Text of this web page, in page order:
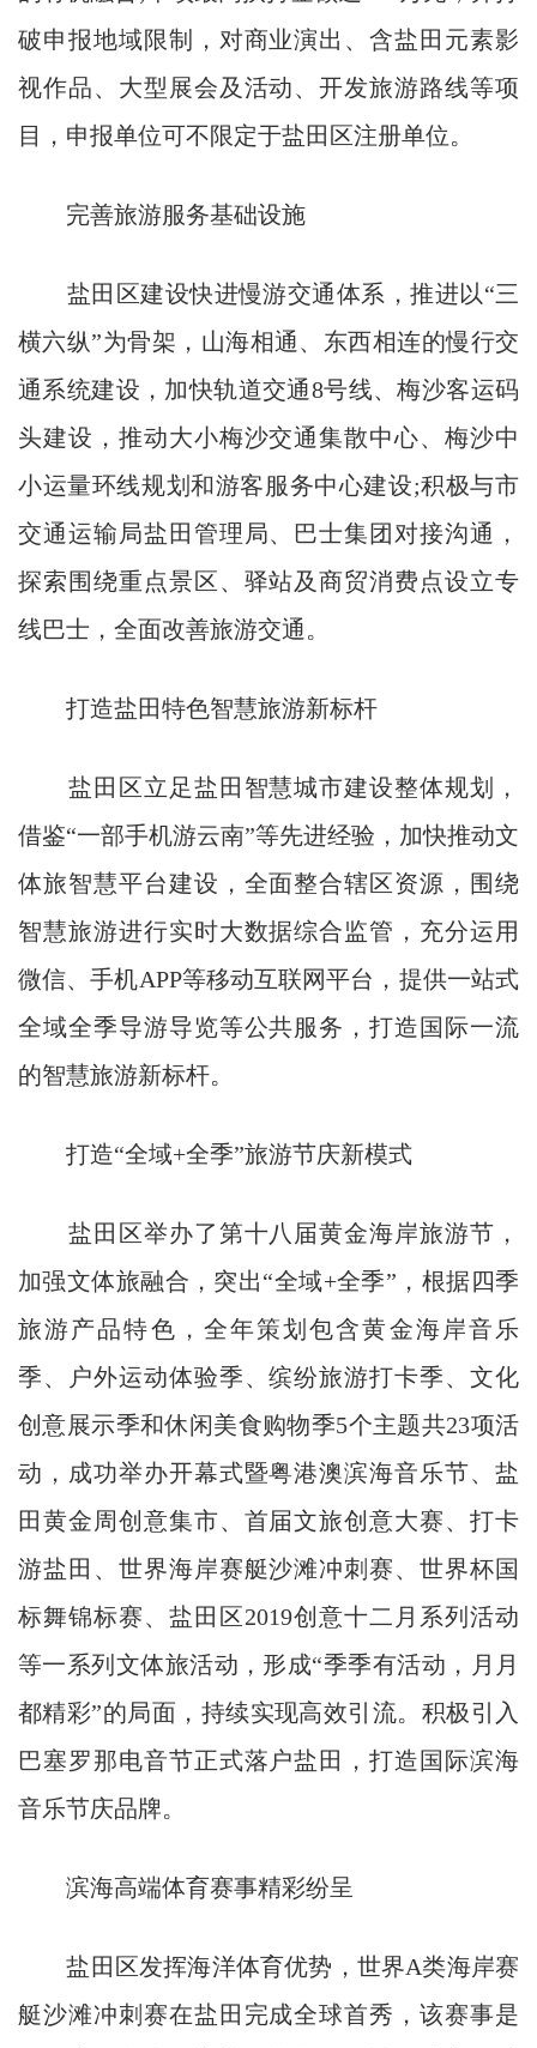
破申报地域限制，对商业演出、含盐田元素影
视作品、大型展会及活动、开发旅游路线等项
目，申报单位可不限定于盐田区注册单位。
完善旅游服务基础设施
盐田区建设快进慢游交通体系，推进以“三
横六纵”为骨架，山海相通、东西相连的慢行交
通系统建设，加快轨道交通8号线、梅沙客运码
头建设，推动大小梅沙交通集散中心、梅沙中
小运量环线规划和游客服务中心建设;积极与市
交通运输局盐田管理局、巴士集团对接沟通，
探索围绕重点景区、驿站及商贸消费点设立专
线巴士，全面改善旅游交通。
打造盐田特色智慧旅游新标杆
盐田区立足盐田智慧城市建设整体规划，
借鉴“一部手机游云南”等先进经验，加快推动文
体旅智慧平台建设，全面整合辖区资源，围绕
智慧旅游进行实时大数据综合监管，充分运用
微信、手机APP等移动互联网平台，提供一站式
全域全季导游导览等公共服务，打造国际一流
的智慧旅游新标杆。
打造“全域+全季”旅游节庆新模式
盐田区举办了第十八届黄金海岸旅游节，
加强文体旅融合，突出“全域+全季”，根据四季
旅游产品特色，全年策划包含黄金海岸音乐
季、户外运动体验季、缤纷旅游打卡季、文化
创意展示季和休闲美食购物季5个主题共23项活
动，成功举办开幕式暨粤港澳滨海音乐节、盐
田黄金周创意集市、首届文旅创意大赛、打卡
游盐田、世界海岸赛艇沙滩冲刺赛、世界杯国
标舞锦标赛、盐田区2019创意十二月系列活动
等一系列文体旅活动，形成“季季有活动，月月
都精彩”的局面，持续实现高效引流。积极引入
巴塞罗那电音节正式落户盐田，打造国际滨海
音乐节庆品牌。
滨海高端体育赛事精彩纷呈
盐田区发挥海洋体育优势，世界A类海岸赛
艇沙滩冲刺赛在盐田完成全球首秀，该赛事是